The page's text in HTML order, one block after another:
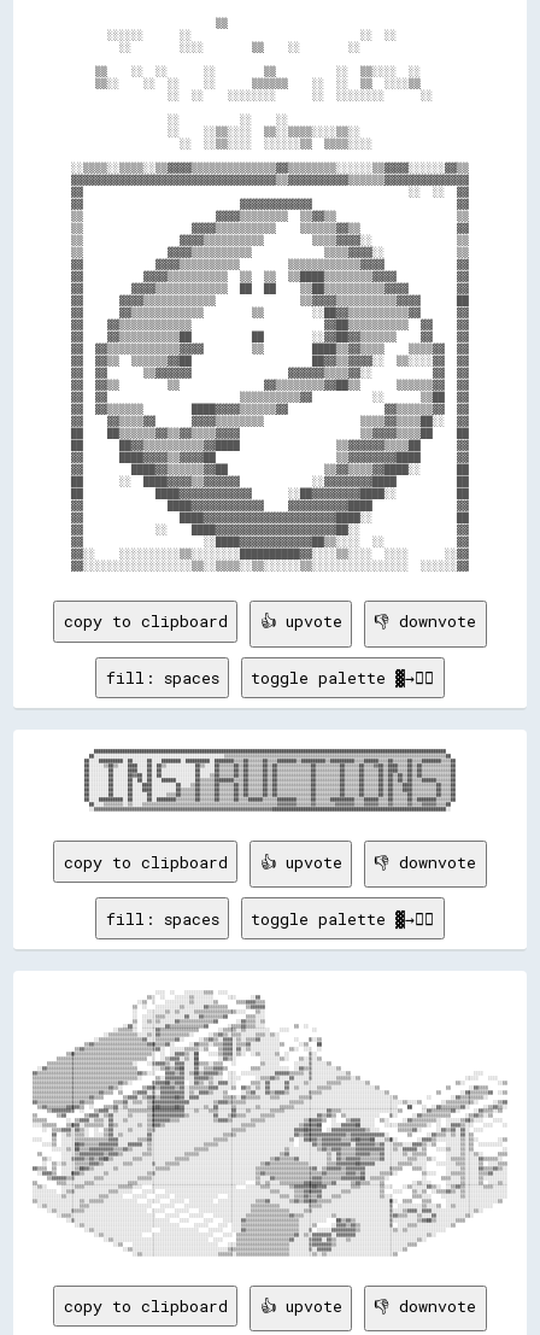
                        ▒▒
      ░░░░░░      ░░                            ░░  ░░
        ░░        ░░░░        ▒▒    ░░        ░░
    ▒▒    ░░  ░░      ░░        ▒▒          ░░  ▒▒░░░░  ░░
    ▒▒░░    ░░  ░░    ░░      ▒▒▒▒▒▒    ░░  ░░  ▒▒  ░░░░▒▒
                ░░  ░░    ░░░░░░░░      ░░  ░░░░░░░░      ░░
                ░░          ░░    ░░
                ░░    ░░▒▒░░░░  ▒▒░░▒▒▒▒░░░░▒▒░░
                  ░░  ░░▒▒░░░░  ░░░░░░▒▒  ▒▒▒▒░░░░
░░▒▒▒▒░░▒▒▒▒░░▒▒▓▓▓▓▒▒▒▒▒▒▒▒▒▒▒▒▒▒▓▓▒▒▒▒▒▒▒▒░░░░░░▒▒▓▓▓▓░░░░░░▓▓▒▒
▓▓▓▓▓▓▓▓▓▓▓▓▓▓▓▓▓▓▓▓▓▓▓▓▓▓▓▓▓▓▓▓▓▓▒▒▓▓▓▓▓▓▓▓▓▓▒▒▒▒▒▒▓▓▓▓▓▓▓▓▓▓▓▓▓▓
▓▓                                                      ░░  ░░  ▓▓
▓▓                          ▓▓▓▓▓▓▓▓▓▓▓▓                        ▓▓
▒▒                      ▓▓▓▓▒▒▒▒▒▒▒▒  ▒▒▓▓▒▒                    ▒▒
▒▒                  ▓▓▓▓▒▒▒▒▒▒▒▒▒▒    ▒▒▒▒▒▒▓▓▒▒                ▓▓
▒▒                ▓▓▓▓▒▒▒▒▒▒▒▒▒▒        ▒▒▒▒▓▓▓▓░░              ▒▒
▒▒              ▓▓▓▓▒▒▒▒▒▒▒▒▒▒            ▒▒▒▒▓▓▓▓░░            ▒▒
▓▓            ▓▓▓▓▒▒▒▒▒▒▒▒▒▒        ▒▒▒▒▒▒▒▒▒▒▒▒▓▓▓▓            ▓▓
▓▓          ▓▓▓▓▒▒▒▒▒▒▒▒▒▒  ▒▒  ▒▒  ▒▒████▒▒▒▒▒▒▒▒▓▓▓▓          ▓▓
▓▓        ▓▓▓▓▒▒▒▒▒▒▒▒▒▒▒▒  ██  ██    ▒▒██▒▒▒▒▒▒▒▒▒▒▓▓▓▓        ▓▓
▓▓      ▓▓▓▓▒▒▒▒▒▒▒▒▒▒▒▒              ▒▒▓▓▓▓▒▒▒▒▒▒▒▒▒▒▓▓▓▓      ██
▓▓      ▓▓▒▒▒▒▒▒▒▒▒▒▒▒        ▒▒        ░░██▓▓▒▒▒▒▒▒▒▒▒▒▓▓      ▓▓
▓▓    ▓▓▒▒▒▒▒▒▒▒▒▒▒▒                      ▓▓██▒▒▒▒▒▒▒▒▒▒  ▓▓    ▓▓
▓▓    ▓▓▒▒▒▒▒▒▒▒▒▒██          ██        ░░▓▓██▓▓▒▒▒▒▒▒    ▓▓    ▓▓
▓▓  ▓▓▒▒▒▒▒▒▒▒▒▒▒▒▓▓▓▓        ▒▒        ████▒▒▓▓▒▒▒▒    ▒▒▒▒▓▓  ▓▓
▓▓  ▓▓▒▒  ▒▒▒▒▒▒▓▓██                    ██▓▓▒▒▓▓▓▓░░  ▒▒░░░░▓▓  ▓▓
▓▓  ▓▓      ▒▒▓▓▓▓▓▓                ▓▓▓▓▓▓▒▒▒▒▓▓░░          ▓▓  ▓▓
▓▓  ▓▓▒▒        ▒▒              ▓▓▒▒▒▒▒▒▒▒▓▓██▒▒      ▒▒▒▒▒▒▓▓  ▓▓
▓▓  ▓▓                      ▒▒▒▒▒▒▒▒▒▒▓▓          ░░      ▒▒██  ▓▓
▓▓  ▓▓▒▒▒▒▒▒        ████▓▓▓▓▒▒▒▒▒▒▓▓                ▓▓▒▒▒▒▒▒▓▓  ▓▓
▓▓    ▓▓▒▒▒▒▓▓      ▓▓▓▓▒▒▒▒▒▒▒▒                ▒▒▒▒▓▓▒▒▒▒██░░  ▓▓
██    ██▒▒▒▒▒▒▓▓▒▒▓▓▒▒▒▒▓▓▓▓                    ▒▒▓▓▓▓▒▒▒▒██    ██
██      ██▓▓▒▒▒▒▒▒▒▒▒▒▓▓████                ▒▒▓▓▓▓▓▓▒▒▒▒██      ▓▓
▓▓      ████▓▓▓▓▒▒▓▓▓▓██                    ▒▒▓▓▓▓▓▓▓▓████      ▓▓
▓▓        ████▓▓▒▒▒▒▒▒▓▓██                ▒▒▓▓▒▒▒▒▓▓████░░      ██
██      ░░  ████▓▓▓▓▒▒▓▓▓▓▓▓            ░░▓▓▓▓▓▓▓▓████          ██
██            ████▓▓▓▓▓▓▓▓▓▓▓▓      ░░██▓▓▓▓▓▓▓▓████░░          ██
▓▓              ████▓▓▓▓▓▓▓▓▓▓▓▓    ▓▓▓▓▓▓▓▓▓▓████              ▓▓
▓▓                ████▓▓▓▓▓▓▓▓▓▓▓▓▓▓▓▓▓▓▓▓▓▓████░░              ██
▓▓            ░░    ████▓▓▓▓▓▓▓▓▓▓▓▓▓▓▓▓▓▓▓▓██░░                ▓▓
▓▓                    ░░████▓▓▓▓▓▓▓▓▓▓▓▓██▒▒░░░░  ░░            ▓▓
▓▓░░    ░░░░░░░░░░▒▒░░░░░░░░██████████▓▓░░░░▒▒░░░░  ░░░░      ░░▓▓
copy to clipboard 👍 upvote 👎 downvote
fill: spaces toggle palette ▓→✊🏽
    ██████████████████████████████████████████████████████████████████████████████████████████████████████████████████████████████████████████████████
  ██░░░░░░░░░░░░░░░░░░░░░░░░░░░░░░░░░░░░░░░░░░░░░░░░░░░░░░▒▒▒▒▒▒▒▒▒▒▒▒▒▒▒▒▒▒▒▒▒▒▒▒▒▒▒▒▒▒▒▒▒▒▒▒▒▒▒▒▒▒▒▒▒▒▒▒▒▒▒▒▒▒▒▒▒▒▒▒▒▒▒▒▒▒▒▒▒▒▒▒▒▒▒▒▒▒▒▒▒▒▒▒▒▒▒▒▒▒▒▒██
██░░░░██████████░░██░░░░░░██░░░░████████░░██████████░░████████▒▒▒▒██▒▒▒▒▒▒██▒▒▒▒████████▒▒██████████▒▒██████████▒▒▒▒██████▒▒▒▒██▒▒▒▒▒▒██▒▒▒▒████████▒▒▒▒██
██░░░░░░▒▒██▒▒░░░░████░░░░██░░██▒▒░░░░░░░░░░░░██▒▒░░░░██▒▒▒▒▒▒██▒▒██▒▒▒▒▒▒██▒▒██▒▒▒▒▒▒▒▒▒▒▒▒▒▒██▒▒▒▒▒▒▒▒▒▒██▒▒▒▒▒▒██▒▒▒▒▓▓██▒▒████▒▒▒▒██▒▒██▒▒▒▒▒▒▒▒▒▒▒▒██
██░░░░░░░░██░░░░░░████░░░░██░░██░░░░░░░░░░░░░░██░░░░░░██▒▒▒▒▒▒██▒▒██▒▒▒▒▒▒██▒▒██▒▒▒▒▒▒▒▒▒▒▒▒▒▒██▒▒▒▒▒▒▒▒▒▒██▒▒▒▒▒▒██▒▒▒▒▒▒██▒▒████▒▒▒▒██▒▒██▒▒▒▒▒▒▒▒▒▒▒▒██
██░░░░░░░░██░░░░░░██▓▓██░░██░░██░░░░░░░░░░░░░░██░░░░▒▒██▒▒▒▒▒▒██▒▒██▒▒▒▒▒▒██▒▒██▒▒▒▒▒▒▒▒▒▒▒▒▒▒██▒▒▒▒▒▒▒▒▒▒██▒▒▒▒▒▒██▒▒▒▒▒▒██▒▒██▒▒██▒▒██▒▒██▒▒▒▒▒▒▒▒▒▒▒▒██
██░░░░░░░░██░░░░░░██░░██░░██░░░░██████░░░░░░░░██▒▒▒▒▒▒████████▒▒▒▒██▒▒▒▒▒▒██▒▒██▒▒▒▒▒▒▒▒▒▒▒▒▒▒██▒▒▒▒▒▒▒▒▒▒██▒▒▒▒▒▒██▒▒▒▒▒▒██▒▒██▒▒██▒▒██▒▒▒▒██████▒▒▒▒▒▒██
██░░░░░░░░██░░░░░░██░░░░████░░░░░░░░░░██░░░░▒▒██▒▒▒▒▒▒██▒▒▒▒▒▒██▒▒██▒▒▒▒▒▒██▒▒██▒▒▒▒▒▒▒▒▒▒▒▒▒▒██▒▒▒▒▒▒▒▒▒▒██▒▒▒▒▒▒██▒▒▒▒▒▒██▒▒██▒▒▒▒████▒▒▒▒▒▒▒▒▒▒██▒▒▒▒██
██░░░░░░░░██░░░░░░██░░░░████░░░░░░░░░░██▒▒▒▒▒▒██▒▒▒▒▒▒██▒▒▒▒▒▒██▒▒██▒▒▒▒▒▒██▒▒██▒▒▒▒▒▒▒▒▒▒▒▒▒▒██▒▒▒▒▒▒▒▒▒▒██▒▒▒▒▒▒██▒▒▒▒▒▒██▒▒██▒▒▒▒████▒▒▒▒▒▒▒▒▒▒██▒▒▒▒██
██░░░░░░░░██░░░░░░██░░░░░░██░░░░░░▒▒▒▒██▒▒▒▒▒▒██▒▒▒▒▒▒██▒▒▒▒▒▒██▒▒██▒▒▒▒▒▒██▒▒██▒▒▒▒▒▒▒▒▒▒▒▒▒▒██▒▒▒▒▒▒▒▒▒▒██▒▒▒▒▒▒██▒▒▒▒▒▒██▒▒██▒▒▒▒▒▒██▒▒▒▒▒▒▒▒▒▒██▒▒▒▒██
██░░░░██████████░░██░░░░░░██░░████████▒▒▒▒▒▒▒▒██▒▒▒▒▒▒██▒▒▒▒▒▒██▒▒▒▒██████▒▒▒▒▒▒████████▒▒▒▒▒▒██▒▒▒▒▒▒██████████▒▒▒▒██████▒▒▒▒██▒▒▒▒▒▒██▒▒████████▒▒▒▒▒▒██
  ██░░░░▒▒▒▒▒▒▒▒░░▒▒░░░░▒▒▒▒▒▒▒▒▒▒▒▒▒▒▒▒▒▒▒▒▒▒▒▒▒▒▒▒▒▒▒▒▒▒▒▒▒▒▒▒▒▒▒▒▒▒▒▒▒▒▒▒▒▒▒▒▓▓▓▓▓▓▓▓▒▒▒▒▒▒▓▓▒▒▒▒▒▒▒▒▓▓▓▓▓▓▓▓▒▒▒▒▓▓▓▓▓▓▒▒▒▒▓▓▒▒▒▒▒▒▓▓▒▒▒▒▓▓▓▓▓▓▒▒▒▒██
copy to clipboard 👍 upvote 👎 downvote
fill: spaces toggle palette ▓→✊🏽
copy to clipboard 👍 upvote 👎 downvote